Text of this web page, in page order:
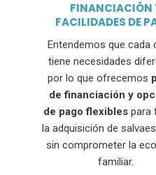
FINANCIACIÓN
FACILIDADES DE
Entendemos que cada
tiene necesidades
por lo que ofrecemos
de financiación y
de pago flexiblespara
la adquisición de
sin comprometer la
familiar.